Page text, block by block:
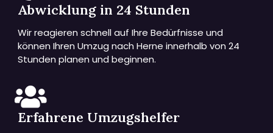
Abwicklung in 24 Stunden
Wir reagieren schnell auf Ihre Bedürfnisse und
können Ihren Umzug nach Herne innerhalb von 24
Stunden planen und beginnen.
Erfahrene Umzugshelfer